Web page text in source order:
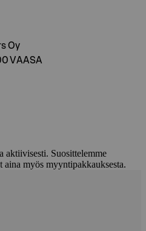
Oy
VAASA
aktiivisesti. Suosittelemme
aina myös myyntipakkauksesta.